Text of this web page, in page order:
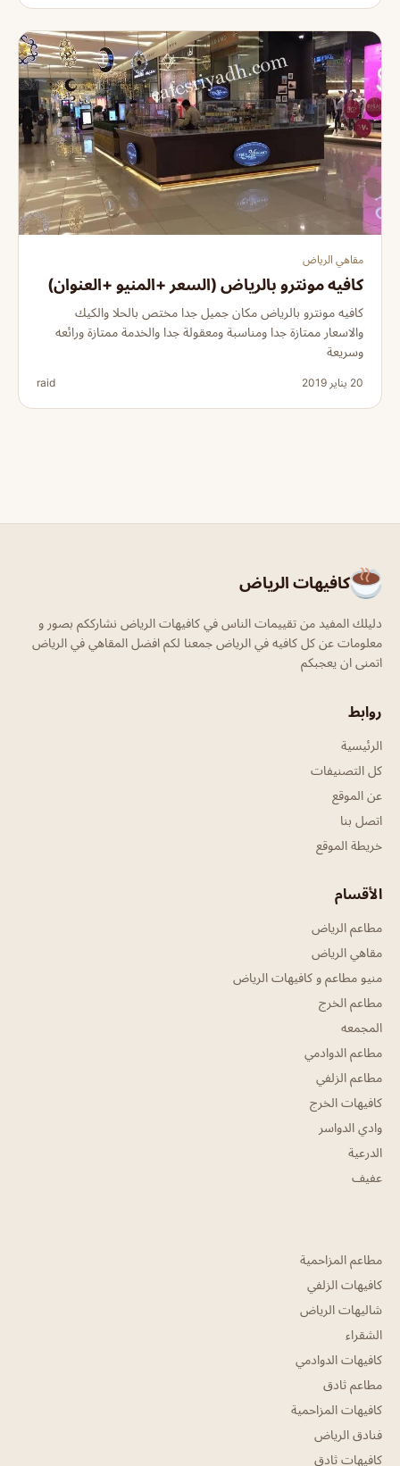
مقاهي الرياض
كافيه مونترو بالرياض (السعر +المنيو +العنوان)
كافيه مونترو بالرياض مكان جميل جدا مختص بالحلا والكيك
والاسعار ممتازة جدا ومناسبة ومعقولة جدا والخدمة ممتازة ورائعه
وسريعة
20 يناير 2019 raid
كافيهات الرياض
دليلك المفيد من تقييمات الناس في كافيهات الرياض نشارككم بصور و
معلومات عن كل كافيه في الرياض جمعنا لكم افضل المقاهي في الرياض
اتمنى ان يعجبكم
روابط
الرئيسية
كل التصنيفات
عن الموقع
اتصل بنا
خريطة الموقع
الأقسام
مطاعم الرياض
مقاهي الرياض
منيو مطاعم و كافيهات الرياض
مطاعم الخرج
المجمعه
مطاعم الدوادمي
مطاعم الزلفي
كافيهات الخرج
وادي الدواسر
الدرعية
عفيف
مطاعم المزاحمية
كافيهات الزلفي
شاليهات الرياض
الشقراء
كافيهات الدوادمي
مطاعم ثادق
كافيهات المزاحمية
فنادق الرياض
كافيهات ثادق